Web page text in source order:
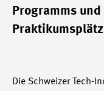
Programms
Die Schweizer Tech-